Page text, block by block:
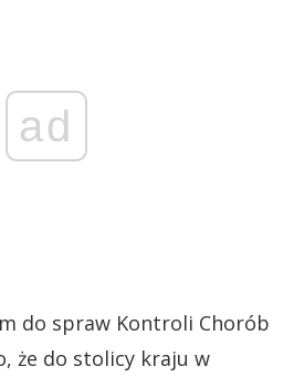
ad
do spraw Kontroli Chorób
że do stolicy kraju w